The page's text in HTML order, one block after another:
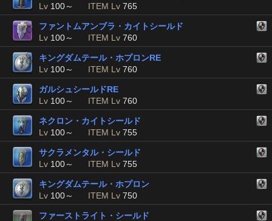
Lv 100～ ITEM Lv 765
ファントムアンブラ・カイトシールド
Lv 100～ ITEM Lv 760
キングダムテール・ホプロンRE
Lv 100～ ITEM Lv 760
ガルシュシールドRE
Lv 100～ ITEM Lv 760
ネクロン・カイトシールド
Lv 100～ ITEM Lv 755
サクラメンタル・シールド
Lv 100～ ITEM Lv 755
キングダムテール・ホプロン
Lv 100～ ITEM Lv 750
ファーストライト・シールド